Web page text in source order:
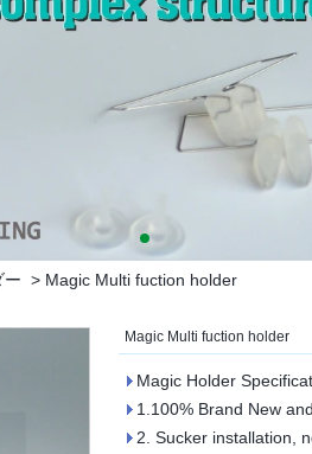
ー > Magic Multi fuction holder
Magic Multi fuction holder
Magic Holder
1.100% Brand New
2. Sucker installation,